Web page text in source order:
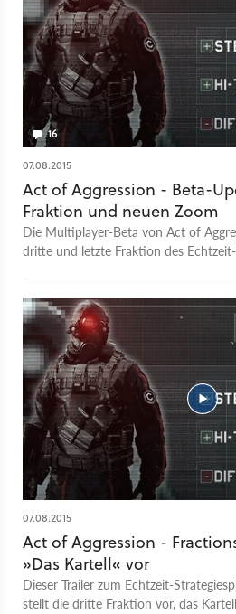
16
07.08.2015
Act of Aggression - Beta-
Fraktion und neuen Zoom
Die Multiplayer-Beta von Act of
dritte und letzte Fraktion des
07.08.2015
Act of Aggression -
»Das Kartell« vor
Dieser Trailer zum Echtzeit-
stellt die dritte Fraktion vor, das